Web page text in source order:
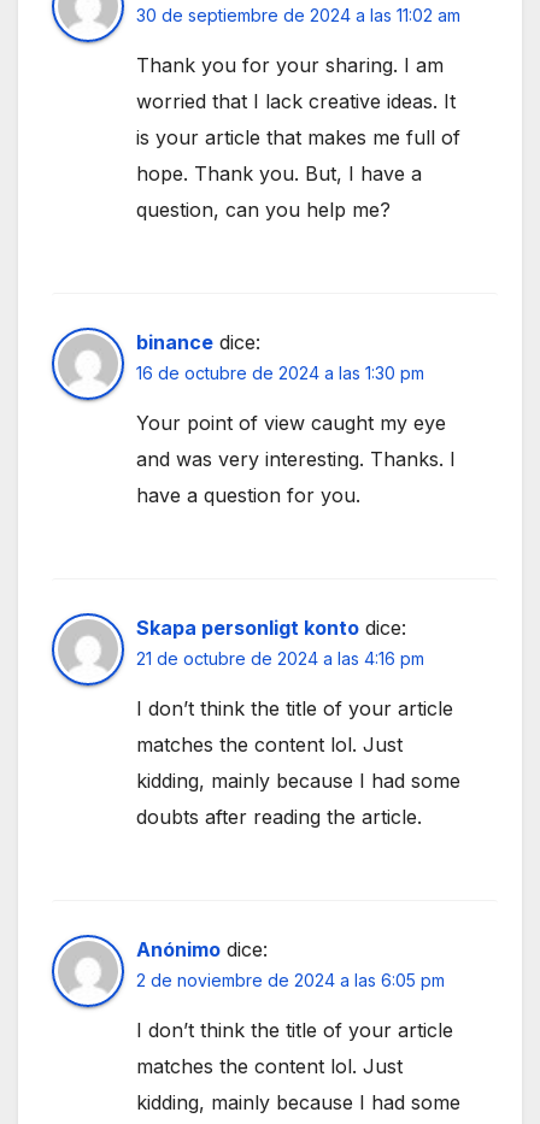
30 de septiembre de 2024 a las 11:02 am
Thank you for your sharing. I am
worried that I lack creative ideas. It
is your article that makes me full of
hope. Thank you. But, I have a
question, can you help me?
binance dice:
16 de octubre de 2024 a las 1:30 pm
Your point of view caught my eye
and was very interesting. Thanks. I
have a question for you.
Skapa personligt konto dice:
21 de octubre de 2024 a las 4:16 pm
I don’t think the title of your article
matches the content lol. Just
kidding, mainly because I had some
doubts after reading the article.
Anónimo dice:
2 de noviembre de 2024 a las 6:05 pm
I don’t think the title of your article
matches the content lol. Just
kidding, mainly because I had some